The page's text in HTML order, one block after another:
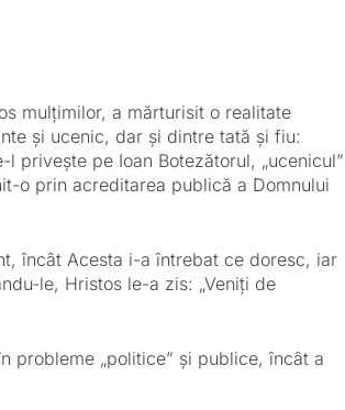
mulțimilor, a mărturisit o realitate
și ucenic, dar și dintre tată și fiu:
privește pe Ioan Botezătorul, „ucenicul”
o prin acreditarea publică a Domnului
încât Acesta i-a întrebat ce doresc, iar
le, Hristos le-a zis: „Veniți de
probleme „politice” și publice, încât a